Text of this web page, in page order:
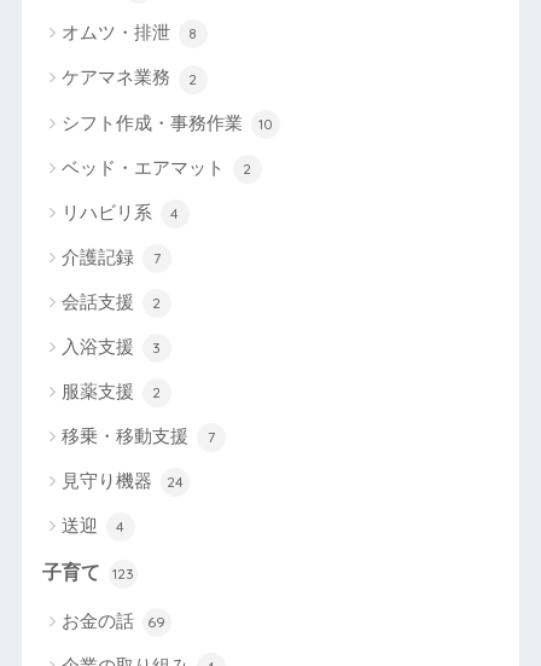
オムツ・排泄 8
ケアマネ業務 2
シフト作成・事務作業 10
ベッド・エアマット 2
リハビリ系 4
介護記録 7
会話支援 2
入浴支援 3
服薬支援 2
移乗・移動支援 7
見守り機器 24
送迎 4
子育て 123
お金の話 69